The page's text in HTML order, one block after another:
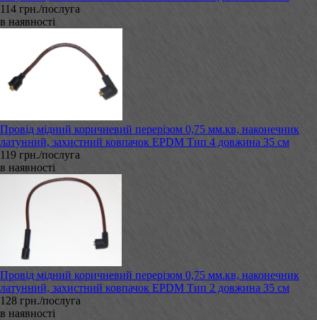
114 грн./послуга
в наявності
Провід мідний коричневий перерізом 0,75 мм.кв, наконечник
латунний, захистний ковпачок EPDM Тип 4 довжина 35 см
119 грн./послуга
в наявності
Провід мідний коричневий перерізом 0,75 мм.кв, наконечник
латунний, захистний ковпачок EPDM Тип 2 довжина 35 см
128 грн./послуга
в наявності